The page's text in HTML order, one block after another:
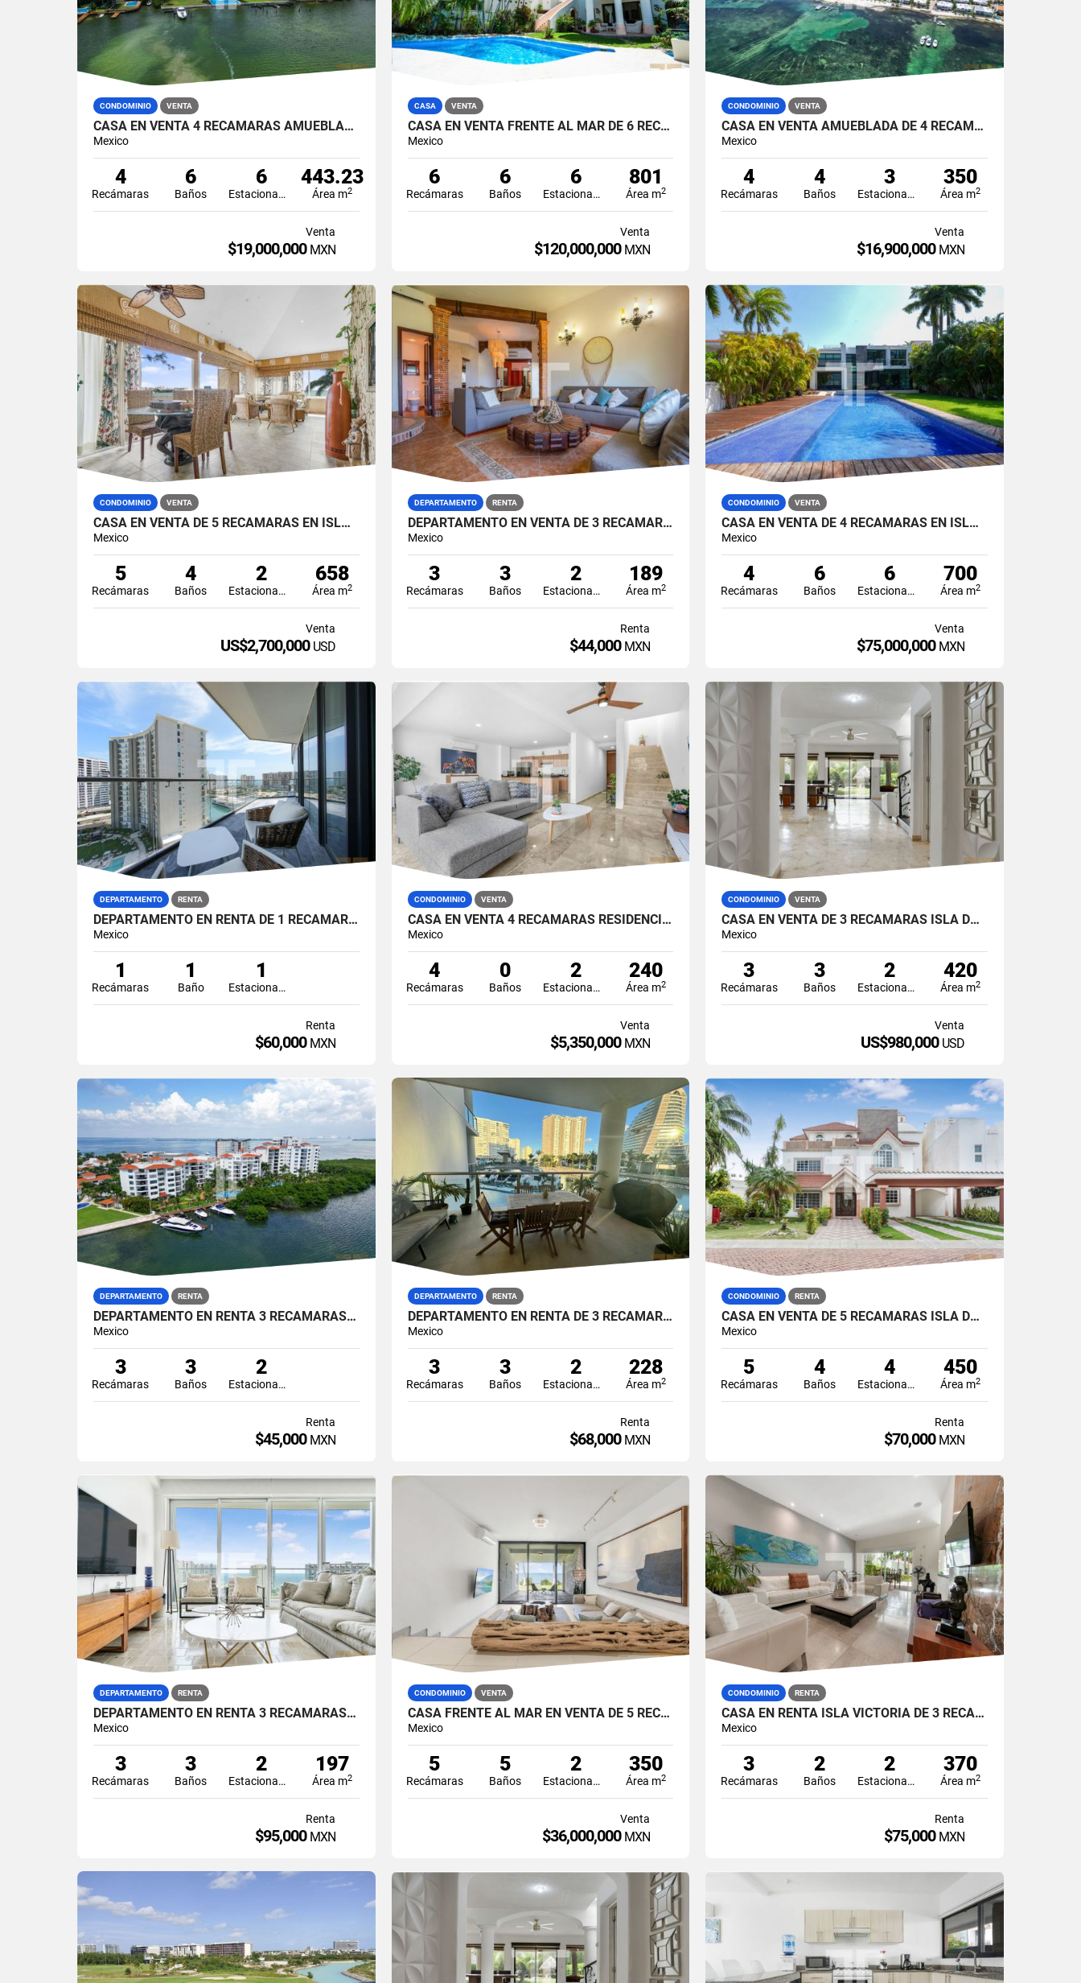
CONDOMINIO VENTA
CASA EN VENTA 4 RECÁMARAS AMUEBLADA EN ISLA DORADA CON MUELLE EN ZONA HOTELERA CANCÚN
Mexico
4
Recámaras
6
Baños
6
Estacionamiento
443.23
Área m2
Venta
$19,000,000 MXN
CASA VENTA
CASA EN VENTA FRENTE AL MAR DE 6 RECÁMARAS EN CALLE FLAMINGOS ZONA HOTELERA CANCÚN
Mexico
6
Recámaras
6
Baños
6
Estacionamiento
801
Área m2
Venta
$120,000,000 MXN
CONDOMINIO VENTA
CASA EN VENTA AMUEBLADA DE 4 RECÁMARAS EN RESIDENCIAL BAHÍA ZONA HOTELERA CANCÚN
Mexico
4
Recámaras
4
Baños
3
Estacionamiento
350
Área m2
Venta
$16,900,000 MXN
CONDOMINIO VENTA
CASA EN VENTA DE 5 RECÁMARAS EN ISLA DORADA ZONA HOTELERA CANCÚN
Mexico
5
Recámaras
4
Baños
2
Estacionamiento
658
Área m2
Venta
US$2,700,000 USD
DEPARTAMENTO RENTA
DEPARTAMENTO EN VENTA DE 3 RECÁMARAS EN ISLA DORADA ZONA HOTELERA CANCÚN
Mexico
3
Recámaras
3
Baños
2
Estacionamiento
189
Área m2
Renta
$44,000 MXN
CONDOMINIO VENTA
CASA EN VENTA DE 4 RECÁMARAS EN ISLA BONITA ZONA HOTELERA CANCÚN
Mexico
4
Recámaras
6
Baños
6
Estacionamiento
700
Área m2
Venta
$75,000,000 MXN
DEPARTAMENTO RENTA
DEPARTAMENTO EN RENTA DE 1 RECAMARA EN SHARK PUERTO CANCUN
Mexico
1
Recámaras
1
Baño
1
Estacionamiento
Renta
$60,000 MXN
CONDOMINIO VENTA
CASA EN VENTA 4 RECÁMARAS RESIDENCIAL AQUA CANCÚN
Mexico
4
Recámaras
0
Baños
2
Estacionamiento
240
Área m2
Venta
$5,350,000 MXN
CONDOMINIO VENTA
CASA EN VENTA DE 3 RECÁMARAS ISLA DORADA ZONA HOTELERA CANCÚN
Mexico
3
Recámaras
3
Baños
2
Estacionamiento
420
Área m2
Venta
US$980,000 USD
DEPARTAMENTO RENTA
DEPARTAMENTO EN RENTA 3 RECÁMARAS ISLA DORADA ZONA HOTELERA CANCÚN
Mexico
3
Recámaras
3
Baños
2
Estacionamiento
Renta
$45,000 MXN
DEPARTAMENTO RENTA
DEPARTAMENTO EN RENTA DE 3 RECAMARAS AMUEBLADO EN MAIORIS TOWERS PUERTO CANCUN
Mexico
3
Recámaras
3
Baños
2
Estacionamiento
228
Área m2
Renta
$68,000 MXN
CONDOMINIO RENTA
CASA EN VENTA DE 5 RECÁMARAS ISLA DORADA ZONA HOTELERA CANCÚN
Mexico
5
Recámaras
4
Baños
4
Estacionamiento
450
Área m2
Renta
$70,000 MXN
DEPARTAMENTO RENTA
DEPARTAMENTO EN RENTA 3 RECÁMARAS ARIA ZONA HOTELERA PUERTO CANCÚN
Mexico
3
Recámaras
3
Baños
2
Estacionamiento
197
Área m2
Renta
$95,000 MXN
CONDOMINIO VENTA
CASA FRENTE AL MAR EN VENTA DE 5 RECAMARAS AMUEBLADO EN ZONA HOTELERA CANCUN
Mexico
5
Recámaras
5
Baños
2
Estacionamiento
350
Área m2
Venta
$36,000,000 MXN
CONDOMINIO RENTA
CASA EN RENTA ISLA VICTORIA DE 3 RECÁMARAS EN ISLA DORADA ZONA HOTELERA CANCÚN
Mexico
3
Recámaras
2
Baños
2
Estacionamiento
370
Área m2
Renta
$75,000 MXN